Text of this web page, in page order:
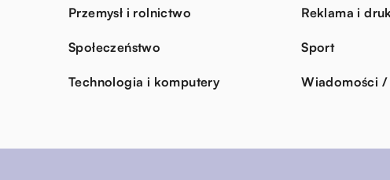
Przemysł i rolnictwo Reklama i
Społeczeństwo Sport
Technologia i komputery Wiadomości